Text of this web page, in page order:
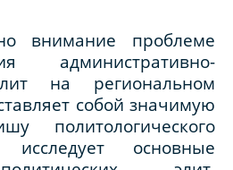
внимание проблеме
административно-
на региональном
собой значимую
политологического
основные